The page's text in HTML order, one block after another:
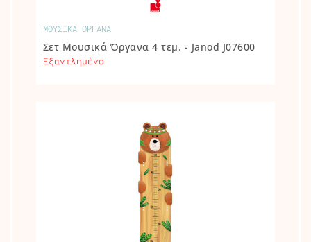
ΜΟΥΣΙΚΑ ΟΡΓΑΝΑ
Σετ Μουσικά Όργανα 4 τεμ. - Janod J07600
Εξαντλημένο